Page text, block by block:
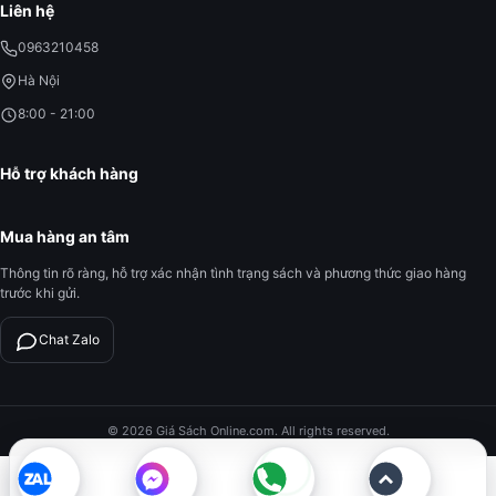
Liên hệ
0963210458
Hà Nội
8:00 - 21:00
Hỗ trợ khách hàng
Mua hàng an tâm
Thông tin rõ ràng, hỗ trợ xác nhận tình trạng sách và phương thức giao hàng
trước khi gửi.
Chat Zalo
© 2026 Giá Sách Online.com. All rights reserved.